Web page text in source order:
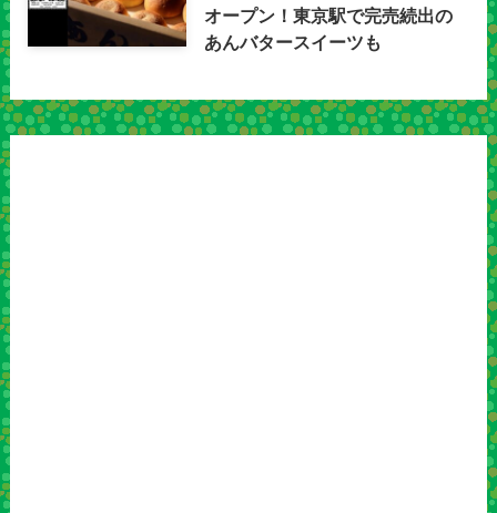
オープン！東京駅で完売続出の
あんバタースイーツも